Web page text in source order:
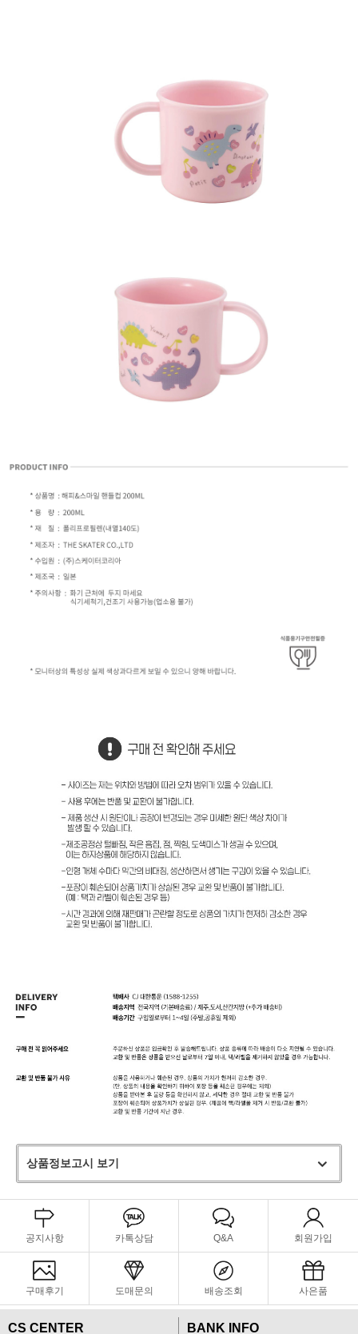
상품정보고시 보기
공지사항 카톡상담 Q&A 회원가입
구매후기 도매문의 배송조회 사은품
CS CENTER BANK INFO